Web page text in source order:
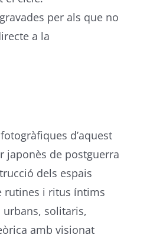
per als que no
a la
d’aquest
japonès de postguerra
dels espais
rutines i ritus íntims
solitaris,
amb visionat